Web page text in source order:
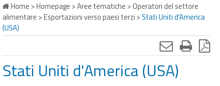
Home >Homepage >Aree tematiche >Operatori del settore
alimentare >Esportazioni verso paesi terzi >Stati Uniti d'America
(USA)
Stati Uniti d'America (USA)